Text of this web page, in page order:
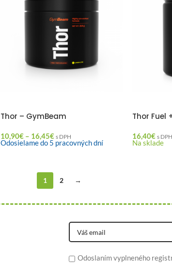
Thor – GymBeam
10,90€ – 16,45€ s DPH
Odosielame do 5 pracovných dní
Thor Fuel
16,40€ s DPH
Na sklade
1 2 →
Odoslaním vyplneného